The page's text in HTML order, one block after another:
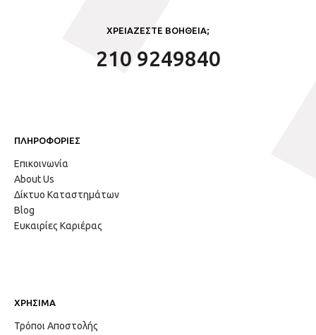
ΧΡΕΙΑΖΕΣΤΕ ΒΟΗΘΕΙΑ;
210 9249840
ΠΛΗΡΟΦΟΡΙΕΣ
Επικοινωνία
About Us
Δίκτυο Καταστημάτων
Blog
Ευκαιρίες Καριέρας
ΧΡΗΣΙΜΑ
Τρόποι Αποστολής